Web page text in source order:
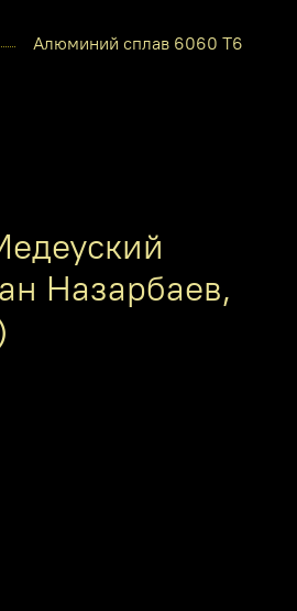
Алюминий сплав 6060 Т6
Назарбаев,